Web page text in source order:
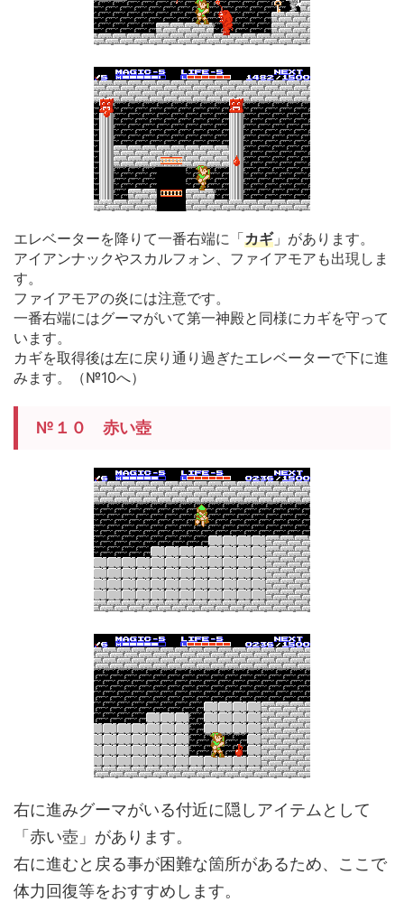
エレベーターを降りて一番右端に「カギ」があります。
アイアンナックやスカルフォン、ファイアモアも出現しま
す。
ファイアモアの炎には注意です。
一番右端にはグーマがいて第一神殿と同様にカギを守って
います。
カギを取得後は左に戻り通り過ぎたエレベーターで下に進
みます。（№10へ）
№１０ 赤い壺
右に進みグーマがいる付近に隠しアイテムとして
「赤い壺」があります。
右に進むと戻る事が困難な箇所があるため、ここで
体力回復等をおすすめします。